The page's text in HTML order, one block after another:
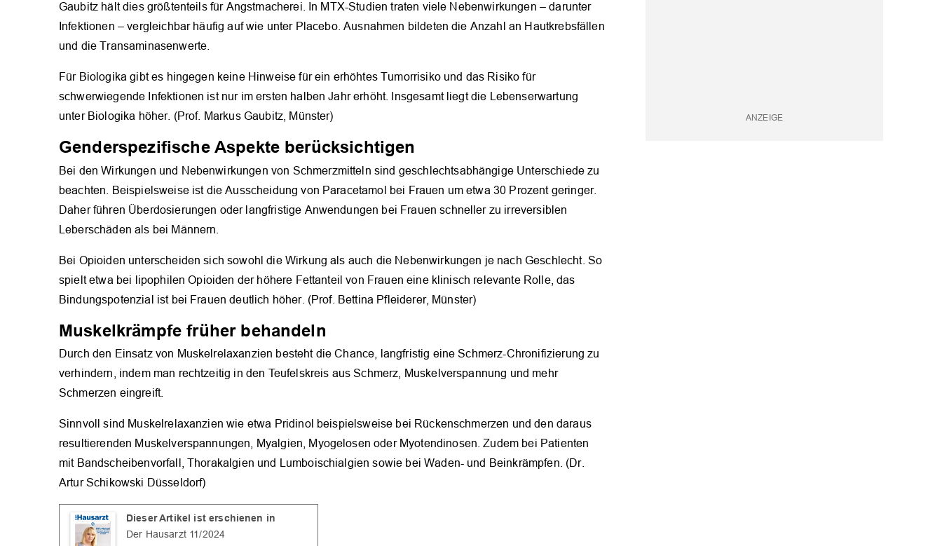
Gaubitz hält dies größtenteils für Angstmacherei. In MTX-Studien traten viele Nebenwirkungen – darunter
Infektionen – vergleichbar häufig auf wie unter Placebo. Ausnahmen bildeten die Anzahl an Hautkrebsfällen
und die Transaminasenwerte.
Für Biologika gibt es hingegen keine Hinweise für ein erhöhtes Tumorrisiko und das Risiko für
schwerwiegende Infektionen ist nur im ersten halben Jahr erhöht. Insgesamt liegt die Lebenserwartung
unter Biologika höher. (Prof. Markus Gaubitz, Münster)
Genderspezifische Aspekte berücksichtigen
Bei den Wirkungen und Nebenwirkungen von Schmerzmitteln sind geschlechtsabhängige Unterschiede zu
beachten. Beispielsweise ist die Ausscheidung von Paracetamol bei Frauen um etwa 30 Prozent geringer.
Daher führen Überdosierungen oder langfristige Anwendungen bei Frauen schneller zu irreversiblen
Leberschäden als bei Männern.
Bei Opioiden unterscheiden sich sowohl die Wirkung als auch die Nebenwirkungen je nach Geschlecht. So
spielt etwa bei lipophilen Opioiden der höhere Fettanteil von Frauen eine klinisch relevante Rolle, das
Bindungspotenzial ist bei Frauen deutlich höher. (Prof. Bettina Pfleiderer, Münster)
Muskelkrämpfe früher behandeln
Durch den Einsatz von Muskelrelaxanzien besteht die Chance, langfristig eine Schmerz-Chronifizierung zu
verhindern, indem man rechtzeitig in den Teufelskreis aus Schmerz, Muskelverspannung und mehr
Schmerzen eingreift.
Sinnvoll sind Muskelrelaxanzien wie etwa Pridinol beispielsweise bei Rückenschmerzen und den daraus
resultierenden Muskelverspannungen, Myalgien, Myogelosen oder Myotendinosen. Zudem bei Patienten
mit Bandscheibenvorfall, Thorakalgien und Lumboischialgien sowie bei Waden- und Beinkrämpfen. (Dr.
Artur Schikowski Düsseldorf)
Dieser Artikel ist erschienen in
Der Hausarzt 11/2024